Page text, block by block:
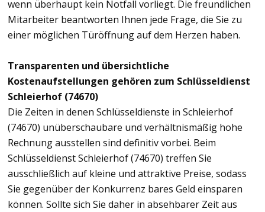
wenn überhaupt kein Notfall vorliegt. Die freundlichen
Mitarbeiter beantworten Ihnen jede Frage, die Sie zu
einer möglichen Türöffnung auf dem Herzen haben.
Transparenten und übersichtliche
Kostenaufstellungen gehören zum Schlüsseldienst
Schleierhof (74670)
Die Zeiten in denen Schlüsseldienste in Schleierhof
(74670) unüberschaubare und verhältnismäßig hohe
Rechnung ausstellen sind definitiv vorbei. Beim
Schlüsseldienst Schleierhof (74670) treffen Sie
ausschließlich auf kleine und attraktive Preise, sodass
Sie gegenüber der Konkurrenz bares Geld einsparen
können. Sollte sich Sie daher in absehbarer Zeit aus